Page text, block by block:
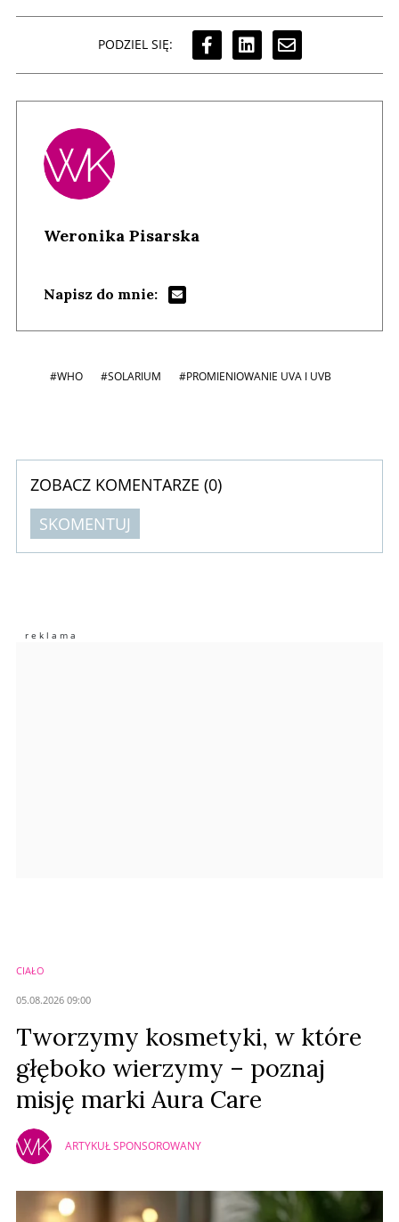
PODZIEL SIĘ:
Weronika Pisarska
Napisz do mnie:
#WHO #SOLARIUM #PROMIENIOWANIE UVA I UVB
ZOBACZ KOMENTARZE (0)
SKOMENTUJ
Imię (Wymagane)
CIAŁO
05.08.2026 09:00
Tworzymy kosmetyki, w które
głęboko wierzymy – poznaj
misję marki Aura Care
ARTYKUŁ SPONSOROWANY